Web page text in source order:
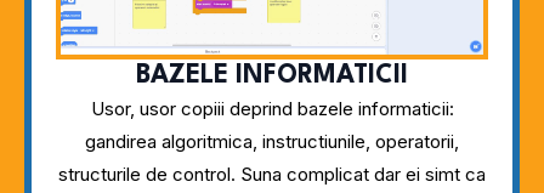
BAZELE INFORMATICII
Usor, usor copiii deprind bazele informaticii:
gandirea algoritmica, instructiunile, operatorii,
structurile de control. Suna complicat dar ei simt ca